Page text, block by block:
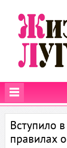
Вступило
правилах